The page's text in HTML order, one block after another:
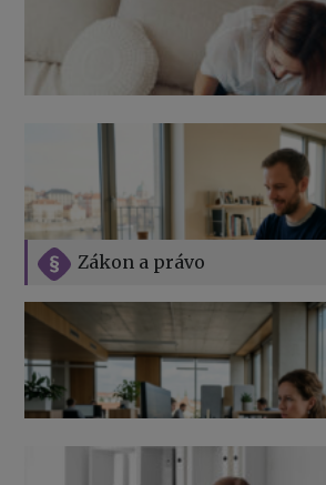
Zákon a právo
Jak na podnikání při rodičovské
Přehledy pro OSSZ a zdravotní
v roce 2026